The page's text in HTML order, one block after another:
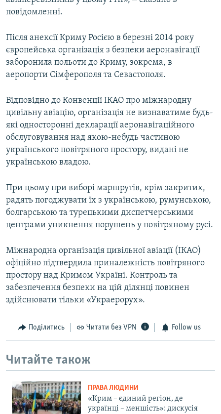
повідомленні.
Після анексії Криму Росією в березні 2014 року
європейська організація з безпеки аеронавігації
заборонила польоти до Криму, зокрема, в
аеропорти Сімферополя та Севастополя.
Відповідно до Конвенції ІКАО про міжнародну
цивільну авіацію, організація не визнаватиме будь-
які односторонні декларації аеронавігаційного
обслуговування над якою-небудь частиною
українського повітряного простору, видані не
українською владою.
При цьому при виборі маршрутів, крім закритих,
радять погоджувати їх з українською, румунською,
болгарською та турецькими диспетчерськими
центрами уникнення порушень у повітряному русі.
Міжнародна організація цивільної авіації (ІКАО)
офіційно підтвердила приналежність повітряного
простору над Кримом Україні. Контроль та
забезпечення безпеки на цій ділянці повинен
здійснювати тільки «Украерорух».
Поділитись Читати без VPN Follow us
Читайте також
ПРАВА ЛЮДИНИ
«Крим – єдиний регіон, де
українці – меншість»: дискусія